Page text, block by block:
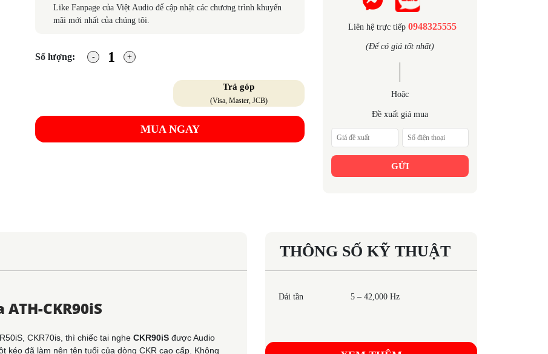
Like Fanpage của Việt Audio để cập nhật các chương trình khuyến
mãi mới nhất của chúng tôi.
Số lượng:
Trả góp
(Visa, Master, JCB)
MUA NGAY
Liên hệ trực tiếp 0948325555
(Để có giá tốt nhất)
Hoặc
Đề xuất giá mua
GỬI
CKR90iS
CKR70is, thì chiếc tai nghe CKR90iS được Audio
kéo đã làm nên tên tuổi của dòng CKR cao cấp. Không
THÔNG SỐ KỸ THUẬT
Dải tần 5 – 42,000 Hz